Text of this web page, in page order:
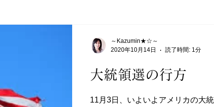
大統領選の行方
11月3日、いよいよアメリカの大
～Kazumin★☆～
2020年10月14日
読了時間: 1分